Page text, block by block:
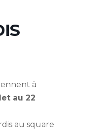
à
au 22
au square